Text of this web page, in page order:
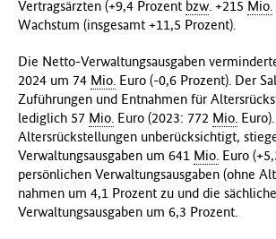
Vertragsärzten (+9,4 Prozent bzw. +215 Mio.
Wachstum (insgesamt +11,5 Prozent).
Die Netto-Verwaltungsausgaben
2024 um 74 Mio. Euro (-0,6 Prozent). Der
Zuführungen und Entnahmen für
lediglich 57 Mio. Euro (2023: 772 Mio.
Altersrückstellungen unberücksichtigt,
Verwaltungsausgaben um 641 Mio. Euro
persönlichen Verwaltungsausgaben (ohne
nahmen um 4,1 Prozent zu und die
Verwaltungsausgaben um 6,3 Prozent.